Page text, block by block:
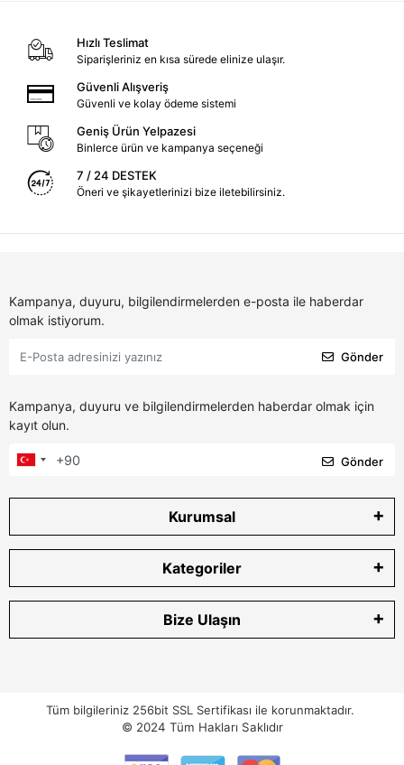
Hızlı Teslimat
Siparişleriniz en kısa sürede elinize ulaşır.
Güvenli Alışveriş
Güvenli ve kolay ödeme sistemi
Geniş Ürün Yelpazesi
Binlerce ürün ve kampanya seçeneği
7 / 24 DESTEK
Öneri ve şikayetlerinizi bize iletebilirsiniz.
Kampanya, duyuru, bilgilendirmelerden e-posta ile haberdar
olmak istiyorum.
Gönder
Kampanya, duyuru ve bilgilendirmelerden haberdar olmak için
kayıt olun.
Gönder
Kurumsal
Kategoriler
Bize Ulaşın
Tüm bilgileriniz 256bit SSL Sertifikası ile korunmaktadır.
© 2024 Tüm Hakları Saklıdır